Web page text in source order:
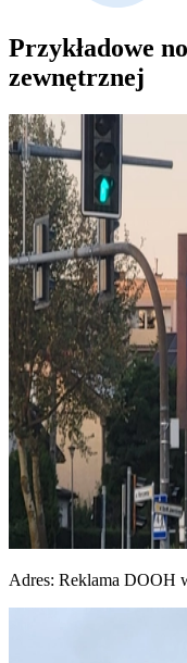
Przykładowe
zewnętrznej
Adres: Reklama DOOH